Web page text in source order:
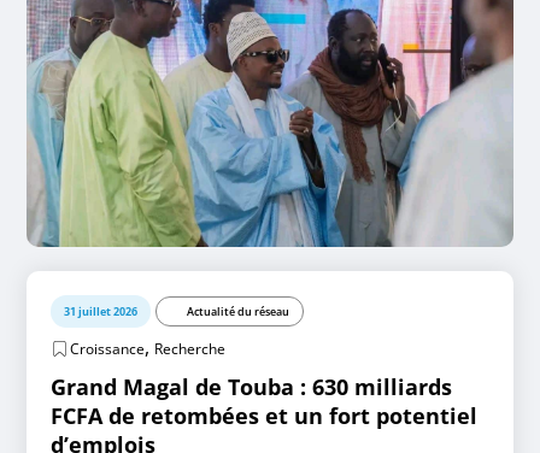
31 juillet 2026 Actualité du réseau
Croissance, Recherche
Grand Magal de Touba : 630 milliards
FCFA de retombées et un fort potentiel
d’emplois